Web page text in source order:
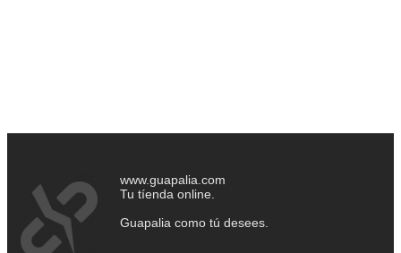
www.guapalia.com
Tu tíenda online.
Guapalia como tú desees.